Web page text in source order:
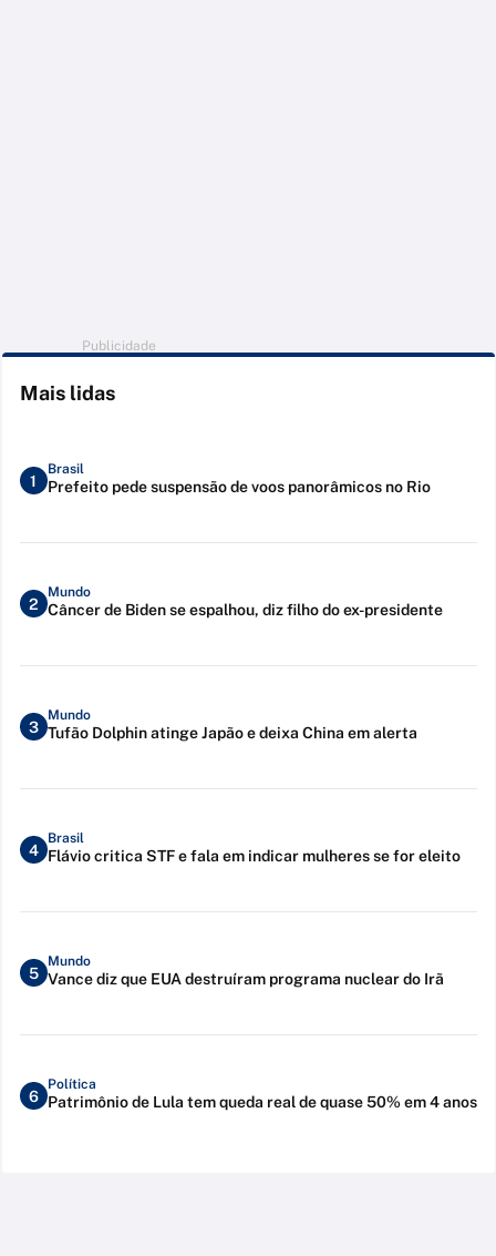
Publicidade
Mais lidas
1
Brasil
Prefeito pede suspensão de voos panorâmicos no Rio
2
Mundo
Câncer de Biden se espalhou, diz filho do ex-presidente
3
Mundo
Tufão Dolphin atinge Japão e deixa China em alerta
4
Brasil
Flávio critica STF e fala em indicar mulheres se for eleito
5
Mundo
Vance diz que EUA destruíram programa nuclear do Irã
6
Política
Patrimônio de Lula tem queda real de quase 50% em 4 anos